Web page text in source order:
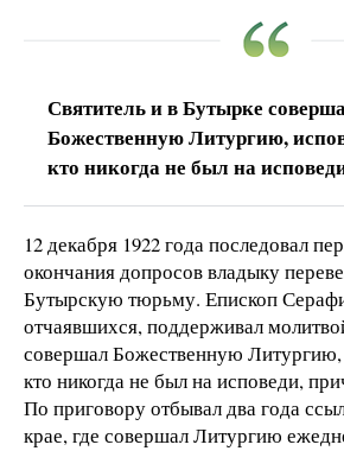
Святитель и в Бутырке
Божественную Литургию,
кто никогда не был на
12 декабря 1922 года последовал
окончания допросов владыку
Бутырскую тюрьму. Епископ
отчаявшихся, поддерживал
совершал Божественную Литургию,
кто никогда не был на исповеди,
По приговору отбывал два года
крае, где совершал Литургию